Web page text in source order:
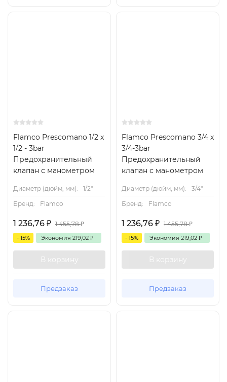
Flamco Prescomano 1/2 x
1/2 - 3bar
Предохранительный
клапан с манометром
Диаметр (дюйм, мм):
1/2"
Бренд:
Flamco
1 236,76 ₽ 1 455,78₽
- 15% Экономия 219,02 ₽
В корзину
Предзаказ
Flamco Prescomano 3/4 x
3/4-3bar
Предохранительный
клапан с манометром
Диаметр (дюйм, мм):
3/4"
Бренд:
Flamco
1 236,76 ₽ 1 455,78₽
- 15% Экономия 219,02 ₽
В корзину
Предзаказ